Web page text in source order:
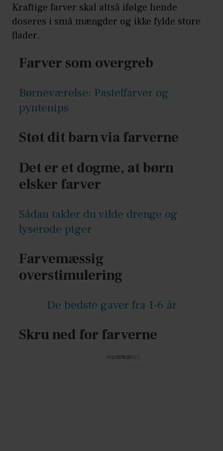
Kraftige farver skal altså ifølge hende
doseres i små mængder og ikke fylde store
flader.
Farver som overgreb
Børneværelse: Pastelfarver og
pyntenips
Støt dit barn via farverne
Det er et dogme, at børn
elsker farver
Sådan takler du vilde drenge og
lyserøde piger
Farvemæssig
overstimulering
De bedste gaver fra 1-6 år
Skru ned for farverne
Annonce